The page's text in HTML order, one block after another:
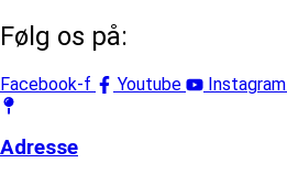
Følg os på:
Facebook-f Youtube Instagram
Adresse